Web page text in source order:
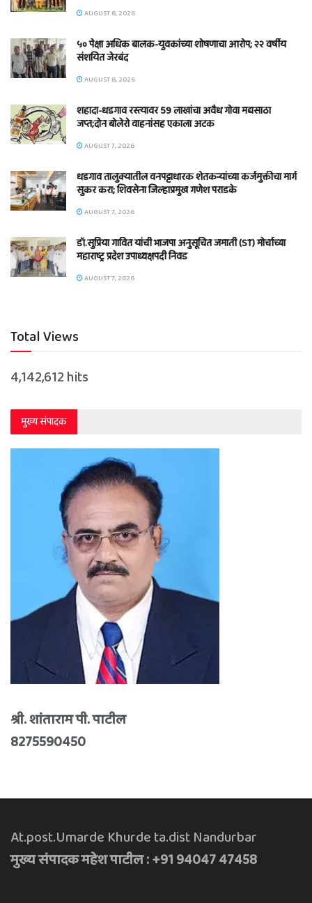
AUGUST 8, 2026
५० पेक्षा अधिक बालक-युवकांच्या शोषणाचा आरोप; २२ वर्षीय
संशयित जेरबंद
AUGUST 8, 2026
शहादा-धडगाव रस्त्यावर 59 लाखांचा अवैध गोवा मद्यसाठा
जप्त;दोन बोलेरो वाहनांसह एकाला अटक
AUGUST 7, 2026
धडगाव तालुक्यातील वनपट्टाधारक शेतकऱ्यांच्या कर्जमुक्तीचा मार्ग
सुकर करा; शिवसेना जिल्हाप्रमुख गणेश पराडके
AUGUST 7, 2026
डॉ.सुप्रिया गावित यांची भाजपा अनुसूचित जमाती (ST) मोर्चाच्या
महाराष्ट्र प्रदेश उपाध्यक्षपदी निवड
AUGUST 7, 2026
Total Views
4,142,612 hits
मुख्य संपादक
श्री. शांताराम पी. पाटील
8275590450
At.post.Umarde Khurde ta.dist Nandurbar
मुख्य संपादक महेश पाटील : +91 94047 47458